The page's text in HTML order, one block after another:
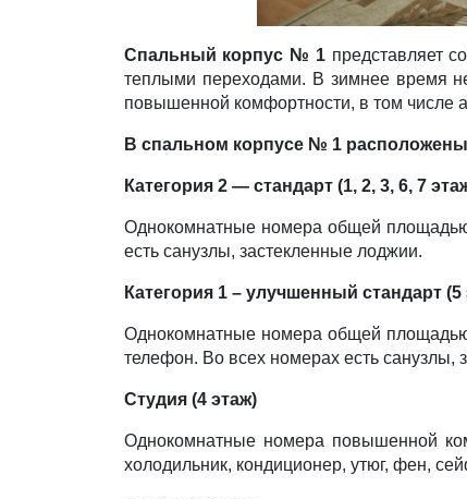
Спальный корпус № 1 представляет
теплыми переходами. В зимнее время
повышенной комфортности, в том числе
В спальном корпусе № 1
Категория 2 — стандарт (1, 2, 3, 6, 7
Однокомнатные номера общей
есть санузлы, застекленные лоджии.
Категория 1 – улучшенный стандарт (5
Однокомнатные номера общей площадью
телефон. Во всех номерах есть санузлы,
Студия (4 этаж)
Однокомнатные номера повышенной
холодильник, кондиционер, утюг, фен,